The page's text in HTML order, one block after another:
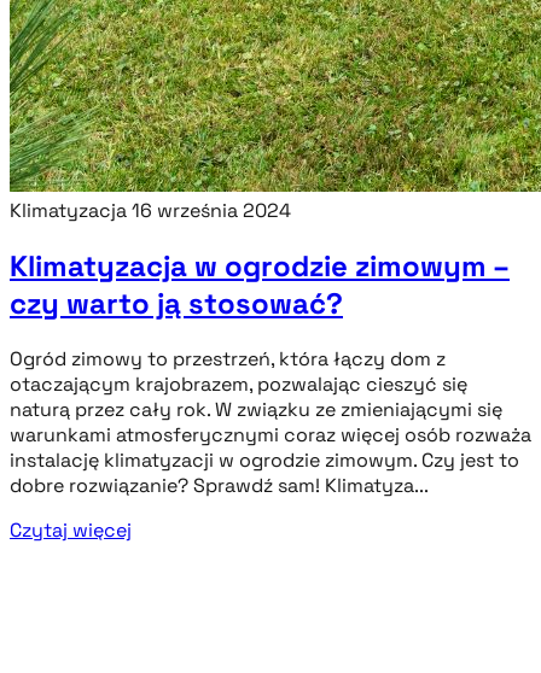
Klimatyzacja16 września 2024
Klimatyzacja w ogrodzie zimowym –
czy warto ją stosować?
Ogród zimowy to przestrzeń, która łączy dom z
otaczającym krajobrazem, pozwalając cieszyć się
naturą przez cały rok. W związku ze zmieniającymi się
warunkami atmosferycznymi coraz więcej osób rozważa
instalację klimatyzacji w ogrodzie zimowym. Czy jest to
dobre rozwiązanie? Sprawdź sam! Klimatyza...
Czytaj więcej